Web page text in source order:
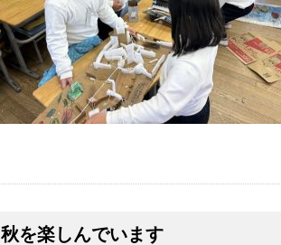
秋を楽しんでいます